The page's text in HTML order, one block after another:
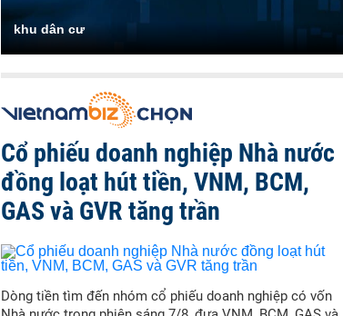
khu dân cư
Cổ phiếu doanh nghiệp Nhà nước
đồng loạt hút tiền, VNM, BCM,
GAS và GVR tăng trần
Dòng tiền tìm đến nhóm cổ phiếu doanh nghiệp có vốn